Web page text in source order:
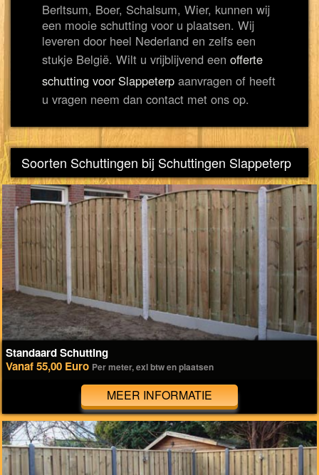
Berltsum, Boer, Schalsum, Wier, kunnen wij
een mooie schutting voor u plaatsen. Wij
leveren door heel Nederland en zelfs een
stukje België. Wilt u vrijblijvend een offerte
schutting voor Slappeterp aanvragen of heeft
u vragen neem dan contact met ons op.
Soorten Schuttingen bij Schuttingen Slappeterp
Standaard Schutting
Vanaf 55,00 Euro Per meter, exl btw en plaatsen
MEER INFORMATIE